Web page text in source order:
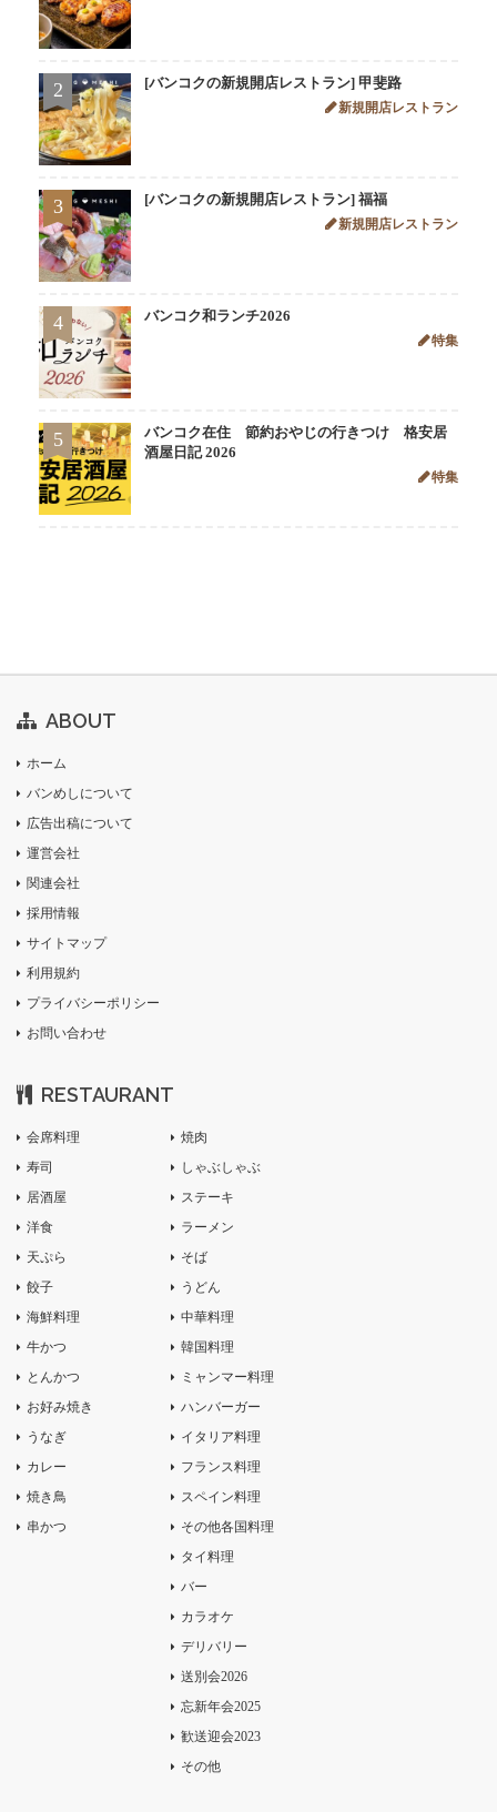
2 [バンコクの新規開店レストラン] 甲斐路
新規開店レストラン
3 [バンコクの新規開店レストラン] 福福
新規開店レストラン
4 バンコク和ランチ2026
特集
5
バンコク在住 節約おやじの行きつけ 格安居
酒屋日記 2026
特集
ABOUT
ホーム
バンめしについて
広告出稿について
運営会社
関連会社
採用情報
サイトマップ
利用規約
プライバシーポリシー
お問い合わせ
RESTAURANT
会席料理
寿司
居酒屋
洋食
天ぷら
餃子
海鮮料理
牛かつ
とんかつ
お好み焼き
うなぎ
カレー
焼き鳥
串かつ
焼肉
しゃぶしゃぶ
ステーキ
ラーメン
そば
うどん
中華料理
韓国料理
ミャンマー料理
ハンバーガー
イタリア料理
フランス料理
スペイン料理
その他各国料理
タイ料理
バー
カラオケ
デリバリー
送別会2026
忘新年会2025
歓送迎会2023
その他